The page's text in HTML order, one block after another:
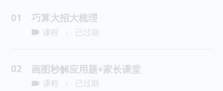
01 巧算大招大梳理
课程 已过期
02 画图秒解应用题+家长课堂
课程 已过期